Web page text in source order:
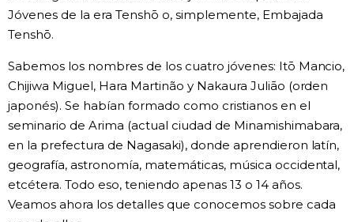
Jóvenes de la era Tenshō o, simplemente, Embajada
Tenshō.
Sabemos los nombres de los cuatro jóvenes: Itō Mancio,
Chijiwa Miguel, Hara Martinão y Nakaura Juliāo (orden
japonés). Se habían formado como cristianos en el
seminario de Arima (actual ciudad de Minamishimabara,
en la prefectura de Nagasaki), donde aprendieron latín,
geografía, astronomía, matemáticas, música occidental,
etcétera. Todo eso, teniendo apenas 13 o 14 años.
Veamos ahora los detalles que conocemos sobre cada